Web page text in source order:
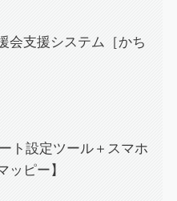
会支援システム［かち
ト設定ツール＋スマホ
ッピー】